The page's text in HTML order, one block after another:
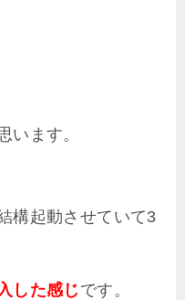
います。
構起動させていて3
した感じ です。